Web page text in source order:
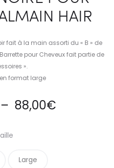
HAIR
fait à la main assorti du « B » de
pour Cheveux fait partie de
».
format large
– 88,00€
Large